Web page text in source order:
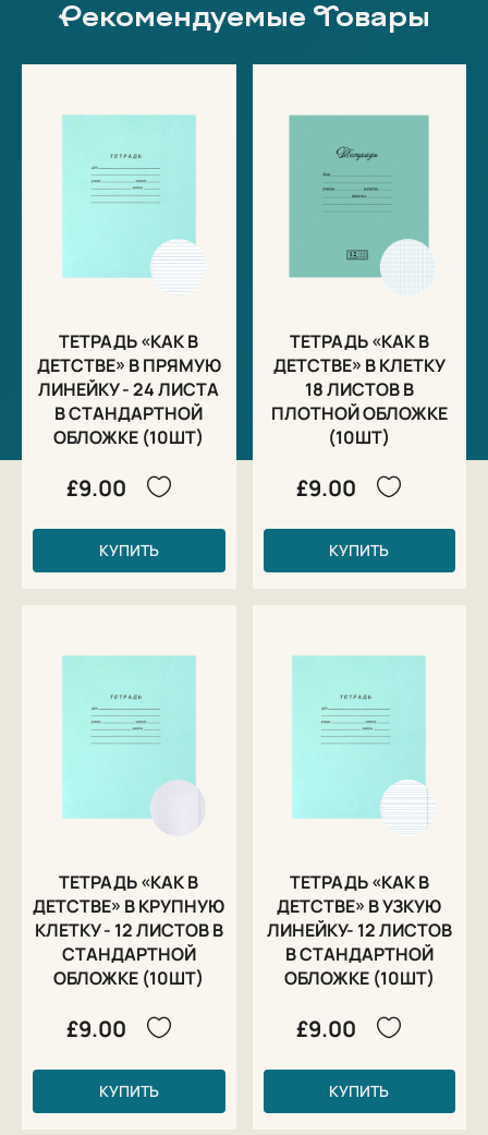
Если вам нужно больше — для школы, курсов или
всё придумаем.
Тетрадь с зеленой обложкой предназначена для
дошкольников и учащихся начальных и средних
классов. Внутренний блок состоит из 18 листов
офсетной бумаги плотностью 60 г/м2. Линовка -
клетка с полями. Скрепка надежно соединяет листы
Рекомендуемые Товары
ТЕТРАДЬ «КАК В
ДЕТСТВЕ» В ПРЯМУЮ
ЛИНЕЙКУ - 24 ЛИСТА
В СТАНДАРТНОЙ
ОБЛОЖКЕ (10ШТ)
£9.00
КУПИТЬ
ТЕТРАДЬ «КАК В
ДЕТСТВЕ» В КЛЕТКУ
18 ЛИСТОВ В
ПЛОТНОЙ ОБЛОЖКЕ
(10ШТ)
£9.00
КУПИТЬ
ТЕТРАДЬ «КАК В
ДЕТСТВЕ» В КРУПНУЮ
КЛЕТКУ - 12 ЛИСТОВ В
СТАНДАРТНОЙ
ОБЛОЖКЕ (10ШТ)
£9.00
КУПИТЬ
ТЕТРАДЬ «КАК В
ДЕТСТВЕ» В УЗКУЮ
ЛИНЕЙКУ- 12 ЛИСТОВ
В СТАНДАРТНОЙ
ОБЛОЖКЕ (10ШТ)
£9.00
КУПИТЬ